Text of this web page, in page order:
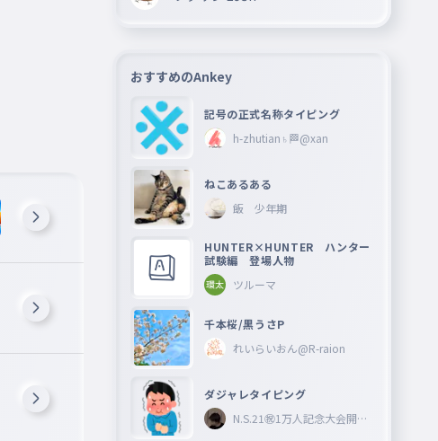
おすすめのAnkey
記号の正式名称タイピング
h-zhutian♄🏁@xan
ねこあるある
飯 少年期
HUNTER×HUNTER ハンター
試験編 登場人物
ツルーマ
千本桜/黒うさP
れいらいおん@R-raion
ダジャレタイピング
N.S.21㊗︎1万人記念大会開催